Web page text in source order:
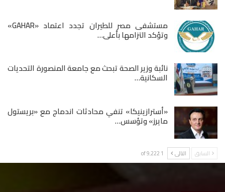
مستشفى مصر للطيران تجدد اعتماد «GAHAR»
وتؤكد التزامها بأعلى…
نائبة وزير الصحة تبحث مع جامعة المنصورة التحديات
السكانية…
«أسترازينيكا» تنفي محادثات اندماج مع «بريستول
مايرز» وتؤسس…
السابق التالى 1 of 9٬222